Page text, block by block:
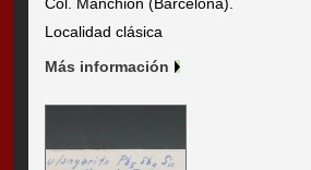
Localidad clásica
Más información